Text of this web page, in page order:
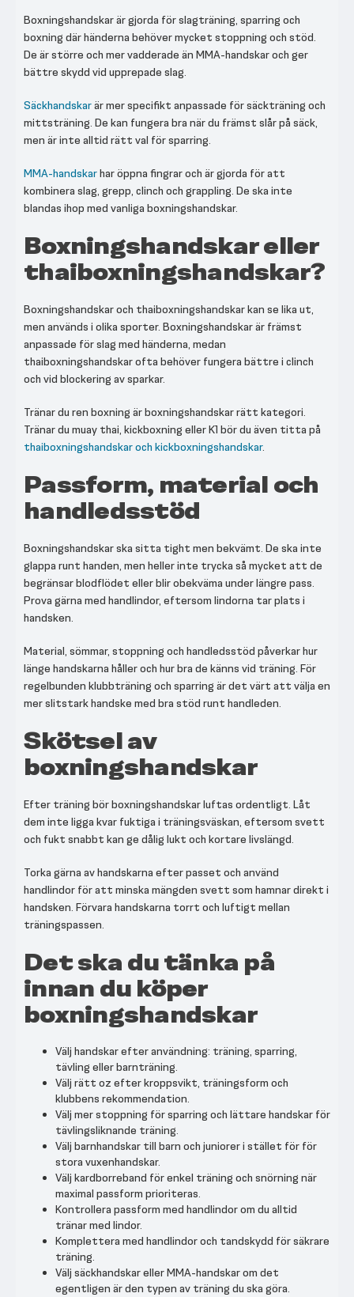
Boxningshandskar är gjorda för slagträning, sparring och
boxning där händerna behöver mycket stoppning och stöd.
De är större och mer vadderade än MMA-handskar och ger
bättre skydd vid upprepade slag.
Säckhandskarär mer specifikt anpassade för säckträning och
mittsträning. De kan fungera bra när du främst slår på säck,
men är inte alltid rätt val för sparring.
MMA-handskarhar öppna fingrar och är gjorda för att
kombinera slag, grepp, clinch och grappling. De ska inte
blandas ihop med vanliga boxningshandskar.
Boxningshandskar eller
thaiboxningshandskar?
Boxningshandskar och thaiboxningshandskar kan se lika ut,
men används i olika sporter. Boxningshandskar är främst
anpassade för slag med händerna, medan
thaiboxningshandskar ofta behöver fungera bättre i clinch
och vid blockering av sparkar.
Tränar du ren boxning är boxningshandskar rätt kategori.
Tränar du muay thai, kickboxning eller K1 bör du även titta på
thaiboxningshandskar och kickboxningshandskar.
Passform, material och
handledsstöd
Boxningshandskar ska sitta tight men bekvämt. De ska inte
glappa runt handen, men heller inte trycka så mycket att de
begränsar blodflödet eller blir obekväma under längre pass.
Prova gärna med handlindor, eftersom lindorna tar plats i
handsken.
Material, sömmar, stoppning och handledsstöd påverkar hur
länge handskarna håller och hur bra de känns vid träning. För
regelbunden klubbträning och sparring är det värt att välja en
mer slitstark handske med bra stöd runt handleden.
Skötsel av
boxningshandskar
Efter träning bör boxningshandskar luftas ordentligt. Låt
dem inte ligga kvar fuktiga i träningsväskan, eftersom svett
och fukt snabbt kan ge dålig lukt och kortare livslängd.
Torka gärna av handskarna efter passet och använd
handlindor för att minska mängden svett som hamnar direkt i
handsken. Förvara handskarna torrt och luftigt mellan
träningspassen.
Det ska du tänka på
innan du köper
boxningshandskar
Välj handskar efter användning: träning, sparring,
tävling eller barnträning.
Välj rätt oz efter kroppsvikt, träningsform och
klubbens rekommendation.
Välj mer stoppning för sparring och lättare handskar för
tävlingsliknande träning.
Välj barnhandskar till barn och juniorer i stället för för
stora vuxenhandskar.
Välj kardborreband för enkel träning och snörning när
maximal passform prioriteras.
Kontrollera passform med handlindor om du alltid
tränar med lindor.
Komplettera med handlindor och tandskydd för säkrare
träning.
Välj säckhandskar eller MMA-handskar om det
egentligen är den typen av träning du ska göra.